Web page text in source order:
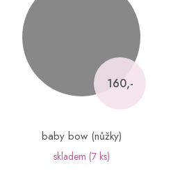
160,-
baby bow (nůžky)
skladem (7 ks)